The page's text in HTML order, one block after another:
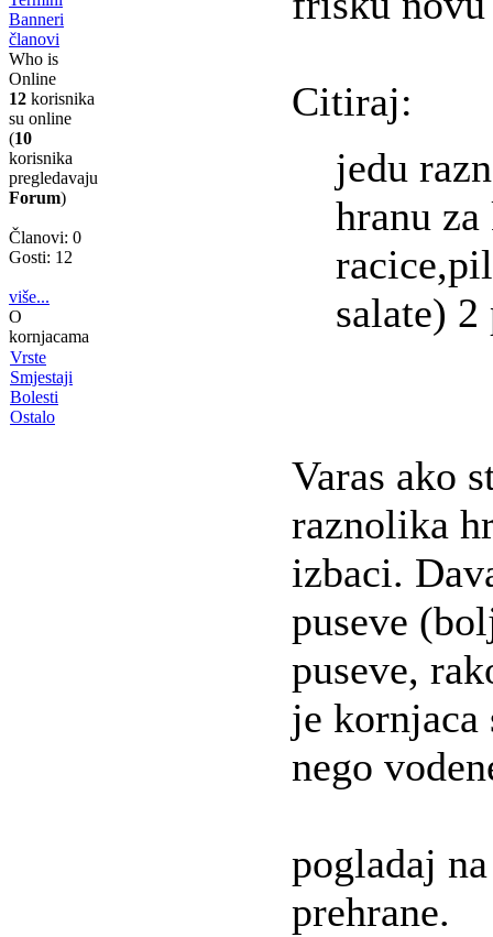
Banneri
članovi
Who is
Online
12 korisnika
su online
(10
korisnika
pregledavaju
Forum)
Članovi: 0
Gosti: 12
više...
O
kornjacama
Vrste
Smjestaji
Bolesti
Ostalo
Citiraj:
jedu
hranu
salate) 2
Varas ako
raznolika
izbaci.
puseve
puseve,
je
nego
pogladaj
prehrane.